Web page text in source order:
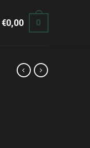
€0,00 0